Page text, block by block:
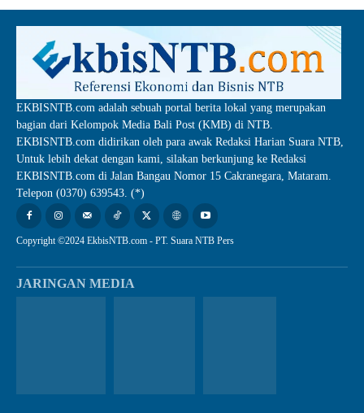
EKBISNTB.com adalah sebuah portal berita lokal yang merupakan
bagian dari Kelompok Media Bali Post (KMB) di NTB.
EKBISNTB.com didirikan oleh para awak Redaksi Harian Suara NTB,
Untuk lebih dekat dengan kami, silakan berkunjung ke Redaksi
EKBISNTB.com di Jalan Bangau Nomor 15 Cakranegara, Mataram.
Telepon (0370) 639543. (*)
Copyright ©2024 EkbisNTB.com - PT. Suara NTB Pers
JARINGAN MEDIA